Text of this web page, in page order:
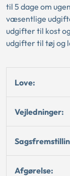
til 5 dage om
væsentlige
udgifter til kost
udgifter til tøj og
Love:
Vejledninger:
Afgørelse: